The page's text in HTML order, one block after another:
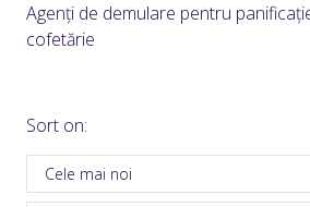
Agenți de demulare pentru
cofetărie
Sort on: